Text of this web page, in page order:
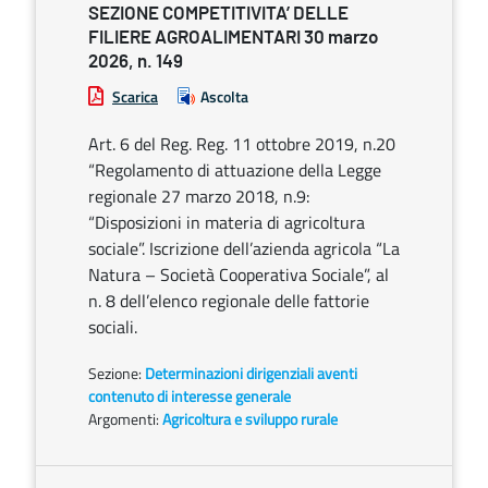
SEZIONE COMPETITIVITA’ DELLE
FILIERE AGROALIMENTARI 30 marzo
2026, n. 149
Scarica Ascolta
Art. 6 del Reg. Reg. 11 ottobre 2019, n.20
“Regolamento di attuazione della Legge
regionale 27 marzo 2018, n.9:
“Disposizioni in materia di agricoltura
sociale”. Iscrizione dell’azienda agricola “La
Natura – Società Cooperativa Sociale”, al
n. 8 dell’elenco regionale delle fattorie
sociali.
Sezione: Determinazioni dirigenziali aventi
contenuto di interesse generale
Argomenti:Agricoltura e sviluppo rurale